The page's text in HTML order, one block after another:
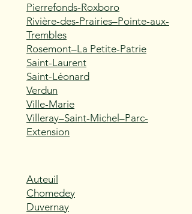
Pierrefonds-Roxboro
Rivière-des-Prairies–Pointe-aux-
Trembles
Rosemont–La Petite-Patrie
Saint-Laurent
Saint-Léonard
Verdun
Ville-Marie
Villeray–Saint-Michel–Parc-
Extension
Auteuil
Chomedey
Duvernay